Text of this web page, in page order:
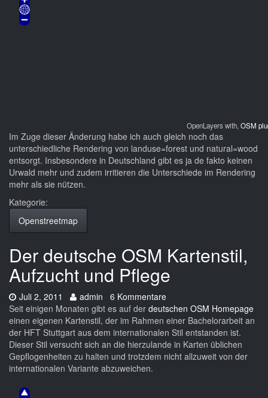
OpenLayers with,OSM
Im Zuge dieser Änderung habe ich auch gleich noch das
unterschiedliche Rendering von landuse=forest und natural=wood
entsorgt. Insbesondere in Deutschland gibt es ja de fakto keinen
Urwald mehr und zudem irritieren die Unterschiede im Rendering
mehr als sie nützen.
Kategorie:
Openstreetmap
Der deutsche OSM Kartenstil,
Aufzucht und Pflege
Datum:
Juli 2, 2011 Autor:
admin
6 Kommentare
Seit einigen Monaten gibt es auf der deutschen OSM Homepage
einen eigenen Kartenstil, der im Rahmen einer Bachelorarbeit an
der HFT Stuttgart aus dem internationalen Stil entstanden ist.
Dieser Stil versucht sich an die hierzulande in Karten üblichen
Gepflogenheiten zu halten und trotzdem nicht allzuweit von der
internationalen Variante abzuweichen.